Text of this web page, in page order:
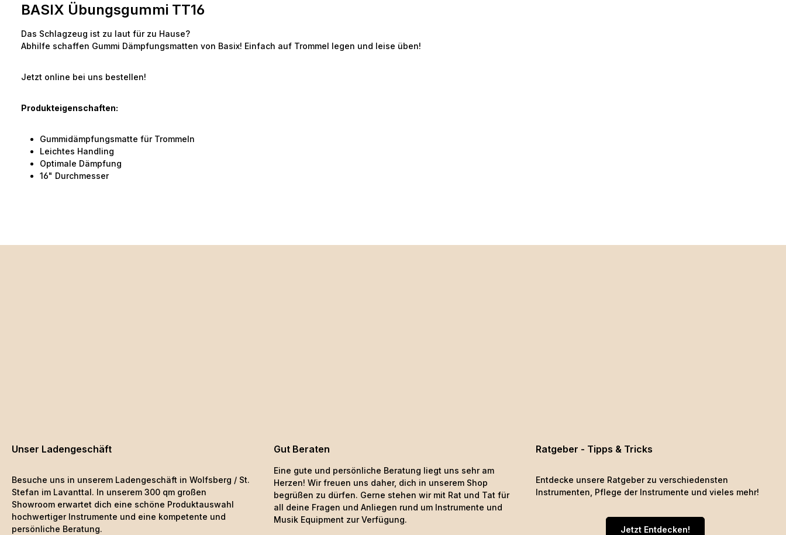
BASIX Übungsgummi TT16
Das Schlagzeug ist zu laut für zu Hause?
Abhilfe schaffen Gummi Dämpfungsmatten von Basix! Einfach auf Trommel legen und leise üben!
Jetzt online bei uns bestellen!
Produkteigenschaften:
Gummidämpfungsmatte für Trommeln
Leichtes Handling
Optimale Dämpfung
16" Durchmesser
Unser Ladengeschäft
Besuche uns in unserem Ladengeschäft in Wolfsberg / St.
Stefan im Lavanttal. In unserem 300 qm großen
Showroom erwartet dich eine schöne Produktauswahl
hochwertiger Instrumente und eine kompetente und
persönliche Beratung.
Gut Beraten
Eine gute und persönliche Beratung liegt uns sehr am
Herzen! Wir freuen uns daher, dich in unserem Shop
begrüßen zu dürfen. Gerne stehen wir mit Rat und Tat für
all deine Fragen und Anliegen rund um Instrumente und
Musik Equipment zur Verfügung.
Ratgeber - Tipps & Tricks
Entdecke unsere Ratgeber zu verschiedensten
Instrumenten, Pflege der Instrumente und vieles mehr!
Jetzt Entdecken!